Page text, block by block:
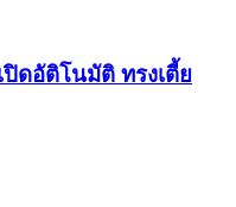
ดอัติโนมัติ ทรงเตี้ย